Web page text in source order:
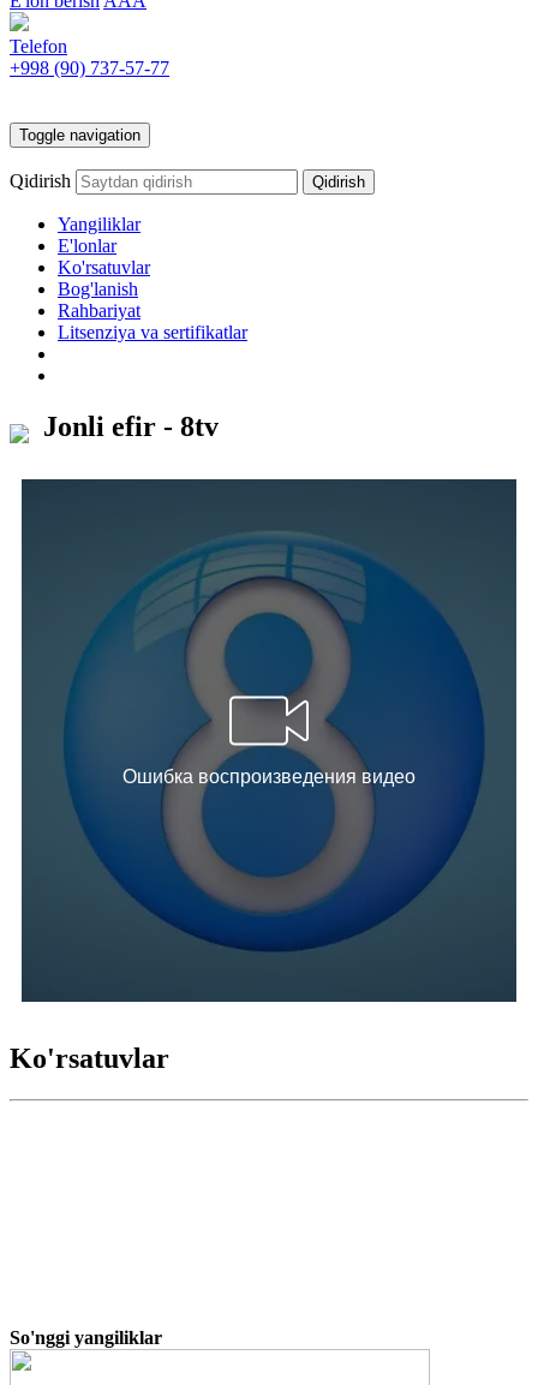
Telefon
+998 (90) 737-57-77
Toggle navigation
Qidirish
Yangiliklar
E'lonlar
Ko'rsatuvlar
Bog'lanish
Rahbariyat
Litsenziya va sertifikatlar
Jonli efir - 8tv
Ko'rsatuvlar
So'nggi yangiliklar